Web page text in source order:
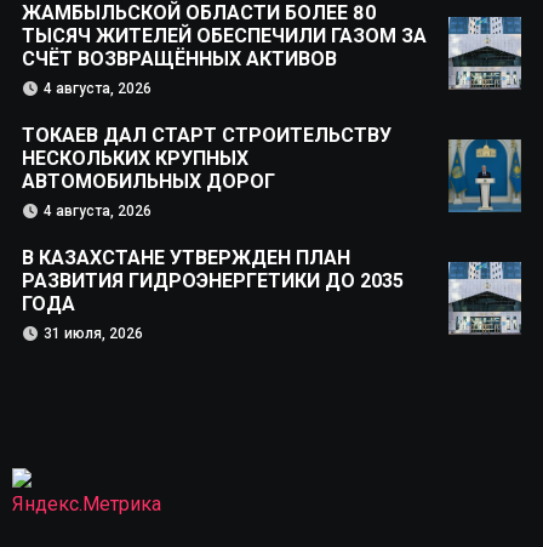
ЖАМБЫЛЬСКОЙ ОБЛАСТИ БОЛЕЕ 80
ТЫСЯЧ ЖИТЕЛЕЙ ОБЕСПЕЧИЛИ ГАЗОМ ЗА
СЧЁТ ВОЗВРАЩЁННЫХ АКТИВОВ
4 августа, 2026
ТОКАЕВ ДАЛ СТАРТ СТРОИТЕЛЬСТВУ
НЕСКОЛЬКИХ КРУПНЫХ
АВТОМОБИЛЬНЫХ ДОРОГ
4 августа, 2026
В КАЗАХСТАНЕ УТВЕРЖДЕН ПЛАН
РАЗВИТИЯ ГИДРОЭНЕРГЕТИКИ ДО 2035
ГОДА
31 июля, 2026